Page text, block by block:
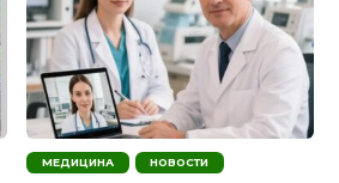
МЕДИЦИНА НОВОСТИ